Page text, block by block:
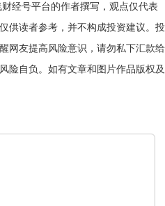
经号平台的作者撰写，观点仅代表
供读者参考，并不构成投资建议。投
网友提高风险意识，请勿私下汇款给
险自负。如有文章和图片作品版权及